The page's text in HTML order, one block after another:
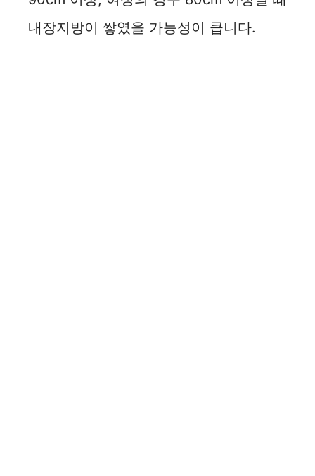
내장지방이 쌓였을 가능성이 큽니다.